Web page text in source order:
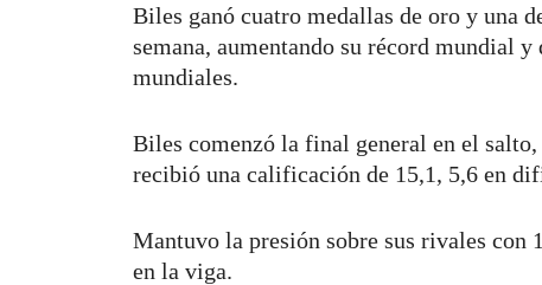
Biles ganó cuatro medallas de oro y una
semana, aumentando su récord mundial
mundiales.
Biles comenzó la final general en el
recibió una calificación de 15,1, 5,6 en
Mantuvo la presión sobre sus rivales con
en la viga.